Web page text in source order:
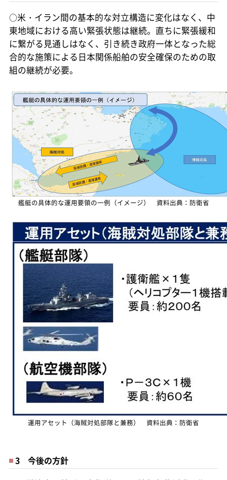
○米・イラン間の基本的な対立構造に変化はなく、中
東地域における高い緊張状態は継続。直ちに緊張緩和
に繋がる見通しはなく、引き続き政府一体となった総
合的な施策による日本関係船舶の安全確保のための取
組の継続が必要。
艦艇の具体的な運用要領の一例（イメージ） 資料出典：防衛省
運用アセット（海賊対処部隊と兼務） 資料出典：防衛省
3 今後の方針